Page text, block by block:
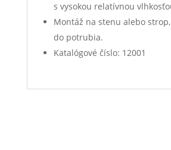
s vysokou relatívnou
Montáž na stenu alebo
do potrubia.
Katalógové číslo: 12001